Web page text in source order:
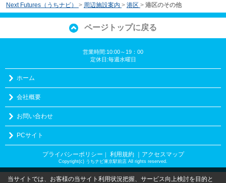
Next Futures（うちナビ） > 周辺施設案内 > 港区 > 港区のその他
ページトップに戻る
営業時間:10:00～19：00
定休日:毎週水曜日
ホーム
会社概要
お問い合わせ
PCサイト
プライバシーポリシー ｜ 利用規約 ｜アクセスマップ
Copyright(c) うちナビ東京駅前店 All rights reserved.
当サイトでは、お客様の当サイト利用状況把握、サービス向上検討を目的と